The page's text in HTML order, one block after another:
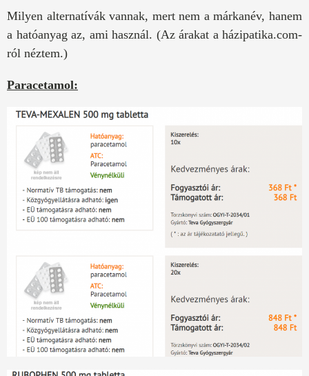
Milyen alternatívák vannak, mert nem a márkanév, hanem
a hatóanyag az, ami használ. (Az árakat a házipatika.com-
ról néztem.)
Paracetamol: